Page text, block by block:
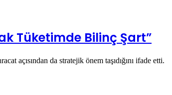
Tüketimde Bilinç Şart”
açısından da stratejik önem taşıdığını ifade etti.